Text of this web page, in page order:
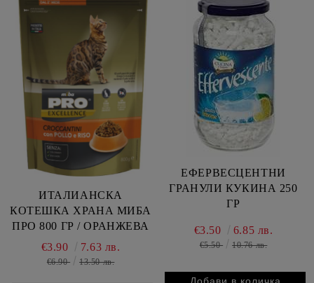
ИТАЛИАНСКА
КОТЕШКА ХРАНА МИБА
ПРО 800 ГР / ОРАНЖЕВА
€3.90
7.63 лв.
€6.90 13.50 лв.
ЕФЕРВЕСЦЕНТНИ
ГРАНУЛИ КУКИНА 250
ГР
€3.50 6.85 лв.
€5.50 10.76 лв.